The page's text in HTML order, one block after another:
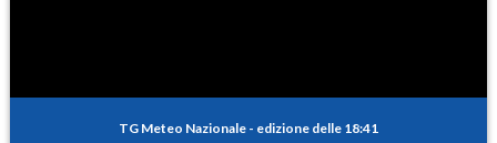
TG Meteo Nazionale - edizione delle 18:41